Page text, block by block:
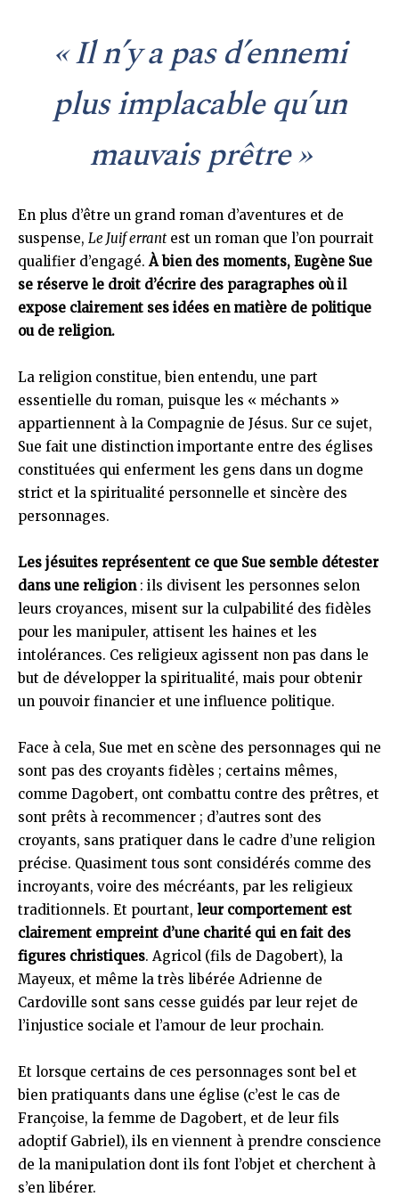
« Il n’y a pas d’ennemi
plus implacable qu’un
mauvais prêtre »
En plus d’être un grand roman d’aventures et de
suspense, Le Juif errantest un roman que l’on pourrait
qualifier d’engagé.À bien des moments, Eugène Sue
se réserve le droit d’écrire des paragraphes où il
expose clairement ses idées en matière de politique
ou de religion.
La religion constitue, bien entendu, une part
essentielle du roman, puisque les « méchants »
appartiennent à la Compagnie de Jésus. Sur ce sujet,
Sue fait une distinction importante entre des églises
constituées qui enferment les gens dans un dogme
strict et la spiritualité personnelle et sincère des
personnages.
Les jésuites représentent ce que Sue semble détester
dans une religion: ils divisent les personnes selon
leurs croyances, misent sur la culpabilité des fidèles
pour les manipuler, attisent les haines et les
intolérances. Ces religieux agissent non pas dans le
but de développer la spiritualité, mais pour obtenir
un pouvoir financier et une influence politique.
Face à cela, Sue met en scène des personnages qui ne
sont pas des croyants fidèles ; certains mêmes,
comme Dagobert, ont combattu contre des prêtres, et
sont prêts à recommencer ; d’autres sont des
croyants, sans pratiquer dans le cadre d’une religion
précise. Quasiment tous sont considérés comme des
incroyants, voire des mécréants, par les religieux
traditionnels. Et pourtant, leur comportement est
clairement empreint d’une charité qui en fait des
figures christiques. Agricol (fils de Dagobert), la
Mayeux, et même la très libérée Adrienne de
Cardoville sont sans cesse guidés par leur rejet de
l’injustice sociale et l’amour de leur prochain.
Et lorsque certains de ces personnages sont bel et
bien pratiquants dans une église (c’est le cas de
Françoise, la femme de Dagobert, et de leur fils
adoptif Gabriel), ils en viennent à prendre conscience
de la manipulation dont ils font l’objet et cherchent à
s’en libérer.